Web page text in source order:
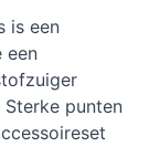
is een
een
punten